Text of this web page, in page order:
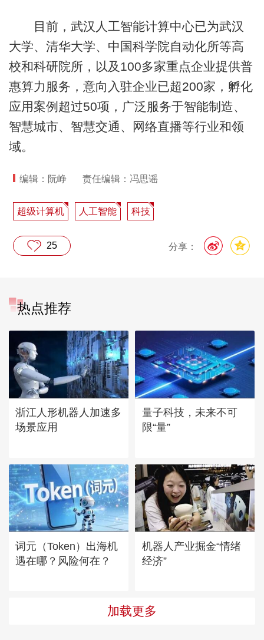
目前，武汉人工智能计算中心已为武汉
大学、清华大学、中国科学院自动化所等高
校和科研院所，以及100多家重点企业提供普
惠算力服务，意向入驻企业已超200家，孵化
应用案例超过50项，广泛服务于智能制造、
智慧城市、智慧交通、网络直播等行业和领
域。
编辑：阮峥 责任编辑：冯思谣
超级计算机 人工智能 科技
分享：
25
热点推荐
浙江人形机器人加速多
场景应用
量子科技，未来不可
限“量”
词元（Token）出海机
遇在哪？风险何在？
机器人产业掘金“情绪
经济”
加载更多